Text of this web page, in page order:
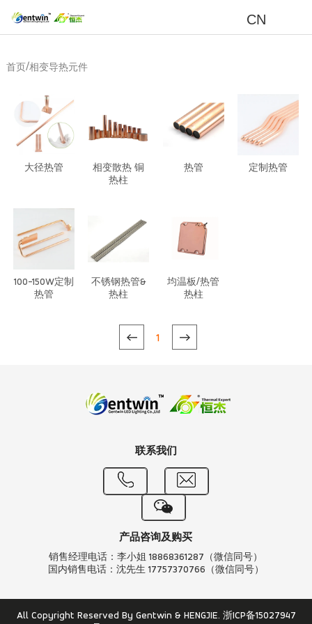
CN
首页/相变导热元件
大径热管
相变散热 铜
热柱
热管 定制热管
100-150W定制
热管
不锈钢热管&
热柱
均温板/热管
热柱
1
联系我们
产品咨询及购买
销售经理电话：李小姐 18868361287（微信同号）
国内销售电话：沈先生 17757370766（微信同号）
All Copyright Reserved By Gentwin & HENGJIE. 浙ICP备15027947